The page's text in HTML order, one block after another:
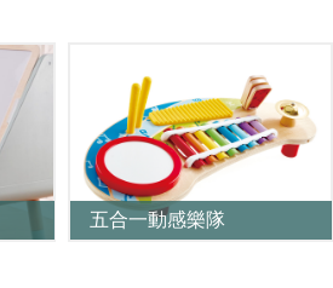
五合一動感樂隊